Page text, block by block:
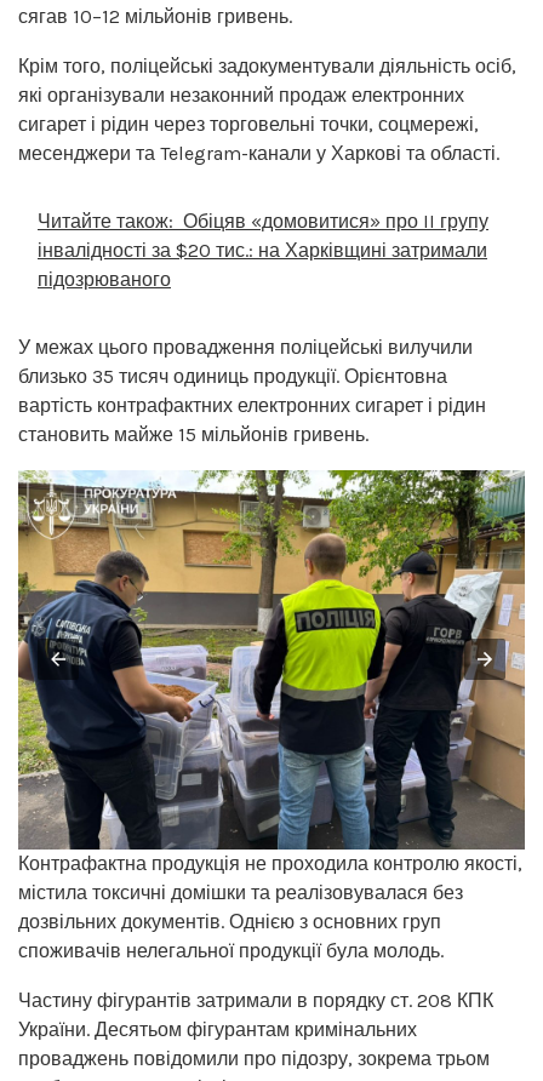
сягав 10–12 мільйонів гривень.
Крім того, поліцейські задокументували діяльність осіб,
які організували незаконний продаж електронних
сигарет і рідин через торговельні точки, соцмережі,
месенджери та Telegram-канали у Харкові та області.
Читайте також: Обіцяв «домовитися» про II групу
інвалідності за $20 тис.: на Харківщині затримали
підозрюваного
У межах цього провадження поліцейські вилучили
близько 35 тисяч одиниць продукції. Орієнтовна
вартість контрафактних електронних сигарет і рідин
становить майже 15 мільйонів гривень.
Контрафактна продукція не проходила контролю якості,
містила токсичні домішки та реалізовувалася без
дозвільних документів. Однією з основних груп
споживачів нелегальної продукції була молодь.
Частину фігурантів затримали в порядку ст. 208 КПК
України. Десятьом фігурантам кримінальних
проваджень повідомили про підозру, зокрема трьом